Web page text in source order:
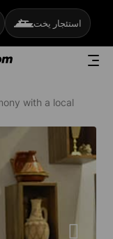
استئجار يخت
with a local